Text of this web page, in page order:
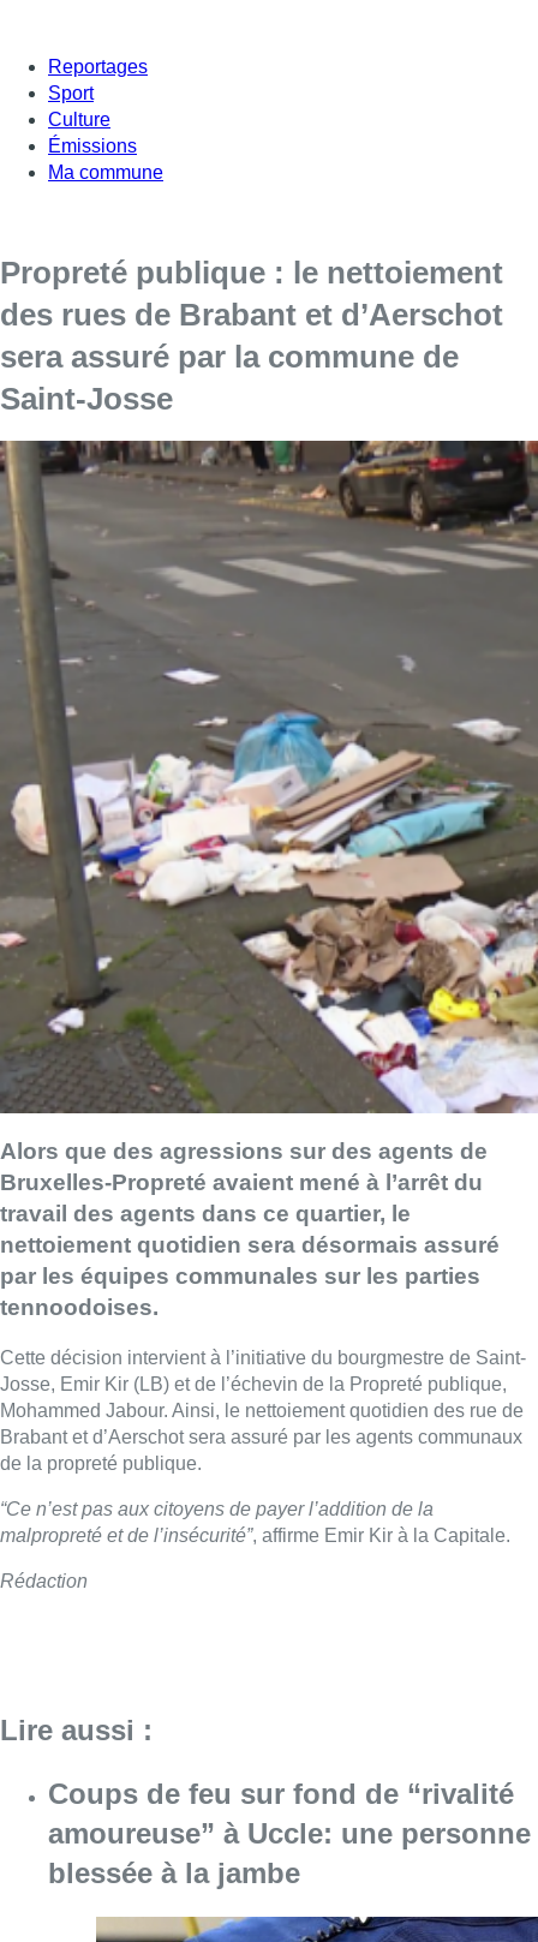
Reportages
Sport
Culture
Émissions
Ma commune
Propreté publique : le nettoiement
des rues de Brabant et d’Aerschot
sera assuré par la commune de
Saint-Josse
Alors que des agressions sur des agents de
Bruxelles-Propreté avaient mené à l’arrêt du
travail des agents dans ce quartier, le
nettoiement quotidien sera désormais assuré
par les équipes communales sur les parties
tennoodoises.
Cette décision intervient à l’initiative du bourgmestre de Saint-
Josse, Emir Kir (LB) et de l’échevin de la Propreté publique,
Mohammed Jabour. Ainsi, le nettoiement quotidien des rue de
Brabant et d’Aerschot sera assuré par les agents communaux
de la propreté publique.
“Ce n’est pas aux citoyens de payer l’addition de la
malpropreté et de l’insécurité”, affirme Emir Kir à la Capitale.
Rédaction
Lire aussi :
Coups de feu sur fond de “rivalité
amoureuse” à Uccle: une personne
blessée à la jambe